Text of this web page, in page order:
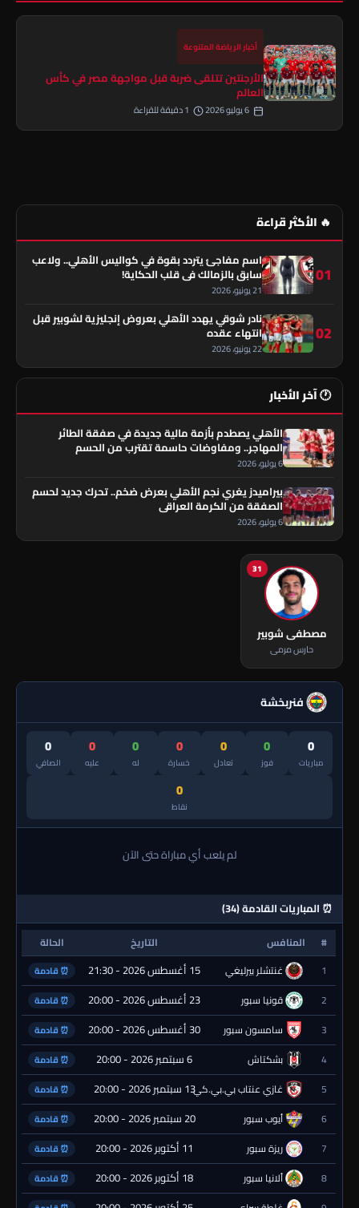
أخبار الرياضة المتنوعة
الأرجنتين تتلقى ضربة قبل مواجهة مصر في كأس
العالم
🔥 الأكثر قراءة
01
اسم مفاجئ يتردد بقوة في كواليس الأهلي.. ولاعب
سابق بالزمالك في قلب الحكاية!
21 يونيو، 2026
02
نادر شوقي يهدد الأهلي بعروض إنجليزية لشوبير قبل
انتهاء عقده
22 يونيو، 2026
🕐 آخر الأخبار
الأهلي يصطدم بأزمة مالية جديدة في صفقة الطائر
المهاجر.. ومفاوضات حاسمة تقترب من الحسم
6 يوليو، 2026
بيراميدز يغري نجم الأهلي بعرض ضخم.. تحرك جديد لحسم
الصفقة من الكرمة العراقي
6 يوليو، 2026
31
مصطفى شوبير
حارس مرمى
فنربخشة
0
مباريات
0
فوز
0
تعادل
0
خسارة
0
له
0
عليه
0
الصافي
0
نقاط
لم يلعب أي مباراة حتى الآن
⏰ المباريات القادمة (34)
# المنافس التاريخ
الحالة
1
غنتشلر بيرليغي 15 أغسطس 2026 - 21:30 ⏰ قادمة
2 قونيا سبور 23 أغسطس 2026 - 20:00 ⏰ قادمة
3 سامسون سبور 30 أغسطس 2026 - 20:00 ⏰ قادمة
4 بشكتاش 6 سبتمبر 2026 - 20:00 ⏰ قادمة
5 غازي عنتاب بي.بي.كي.13 سبتمبر 2026 - 20:00 ⏰ قادمة
6 أيوب سبور 20 سبتمبر 2026 - 20:00 ⏰ قادمة
7 ريزة سبور 11 أكتوبر 2026 - 20:00 ⏰ قادمة
8 ألانيا سبور 18 أكتوبر 2026 - 20:00 ⏰ قادمة